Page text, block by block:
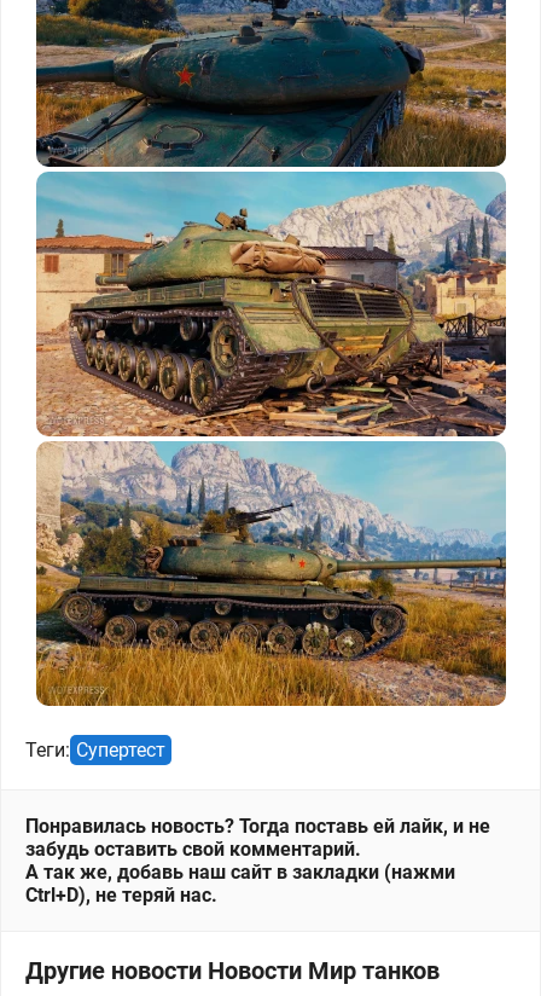
Теги: Супертест
Понравилась новость? Тогда поставь ей лайк, и не
забудь оставить свой комментарий.
А так же, добавь наш сайт в закладки (нажми
Ctrl+D), не теряй нас.
Другие новости Новости Мир танков